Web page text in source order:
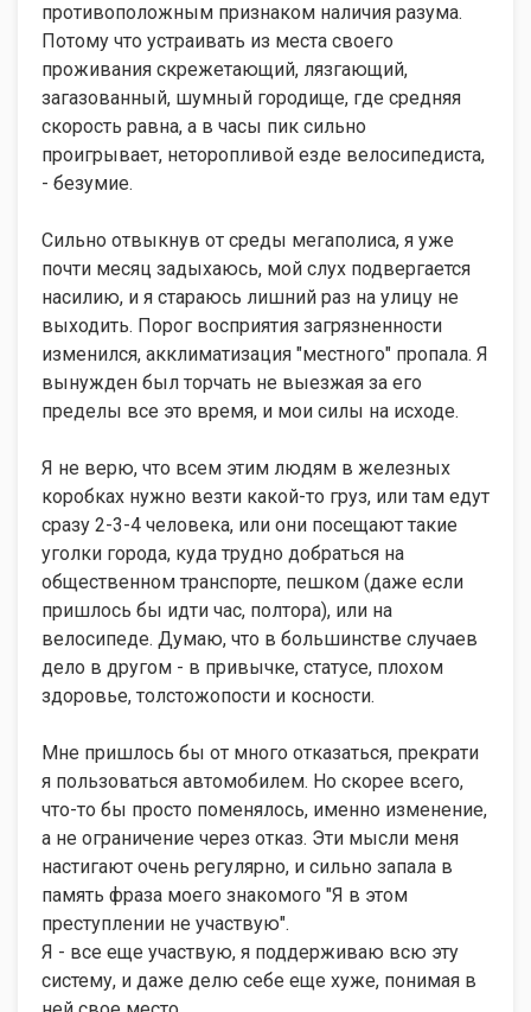
противоположным признаком наличия разума.
Потому что устраивать из места своего
проживания скрежетающий, лязгающий,
загазованный, шумный городище, где средняя
скорость равна, а в часы пик сильно
проигрывает, неторопливой езде велосипедиста,
- безумие.
Сильно отвыкнув от среды мегаполиса, я уже
почти месяц задыхаюсь, мой слух подвергается
насилию, и я стараюсь лишний раз на улицу не
выходить. Порог восприятия загрязненности
изменился, акклиматизация "местного" пропала. Я
вынужден был торчать не выезжая за его
пределы все это время, и мои силы на исходе.
Я не верю, что всем этим людям в железных
коробках нужно везти какой-то груз, или там едут
сразу 2-3-4 человека, или они посещают такие
уголки города, куда трудно добраться на
общественном транспорте, пешком (даже если
пришлось бы идти час, полтора), или на
велосипеде. Думаю, что в большинстве случаев
дело в другом - в привычке, статусе, плохом
здоровье, толстожопости и косности.
Мне пришлось бы от много отказаться, прекрати
я пользоваться автомобилем. Но скорее всего,
что-то бы просто поменялось, именно изменение,
а не ограничение через отказ. Эти мысли меня
настигают очень регулярно, и сильно запала в
память фраза моего знакомого "Я в этом
преступлении не участвую".
Я - все еще участвую, я поддерживаю всю эту
систему, и даже делю себе еще хуже, понимая в